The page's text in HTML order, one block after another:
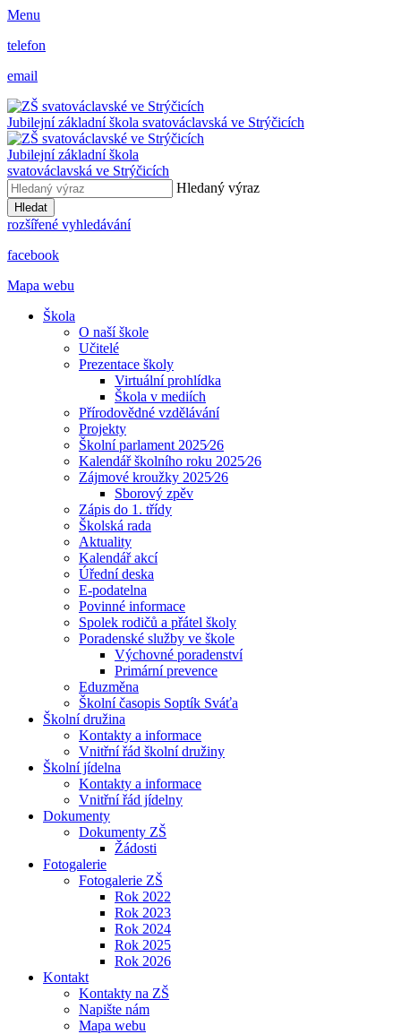
Menu
telefon
email
Jubilejní základní škola svatováclavská ve Strýčicích
Jubilejní základní škola
svatováclavská ve Strýčicích
Hledaný výraz
Hledat
rozšířené vyhledávání
facebook
Mapa webu
Škola
O naší škole
Učitelé
Prezentace školy
Virtuální prohlídka
Škola v mediích
Přírodovědné vzdělávání
Projekty
Školní parlament 2025⁄26
Kalendář školního roku 2025⁄26
Zájmové kroužky 2025⁄26
Sborový zpěv
Zápis do 1. třídy
Školská rada
Aktuality
Kalendář akcí
Úřední deska
E-podatelna
Povinné informace
Spolek rodičů a přátel školy
Poradenské služby ve škole
Výchovné poradenství
Primární prevence
Eduzměna
Školní časopis Soptík Sváťa
Školní družina
Kontakty a informace
Vnitřní řád školní družiny
Školní jídelna
Kontakty a informace
Vnitřní řád jídelny
Dokumenty
Dokumenty ZŠ
Žádosti
Fotogalerie
Fotogalerie ZŠ
Rok 2022
Rok 2023
Rok 2024
Rok 2025
Rok 2026
Kontakt
Kontakty na ZŠ
Napište nám
Mapa webu